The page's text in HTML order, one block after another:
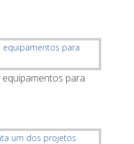
para